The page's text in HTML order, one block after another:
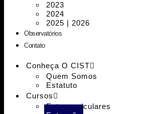
2023
2024
2025 | 2026
Observatórios
Contato
Conheça O CIST
Quem Somos
Estatuto
Cursos
Extracurriculares